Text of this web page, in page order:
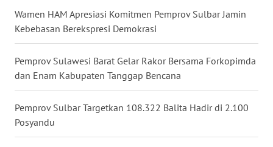
Wamen HAM Apresiasi Komitmen Pemprov Sulbar Jamin
Kebebasan Berekspresi Demokrasi
Pemprov Sulawesi Barat Gelar Rakor Bersama Forkopimda
dan Enam Kabupaten Tanggap Bencana
Pemprov Sulbar Targetkan 108.322 Balita Hadir di 2.100
Posyandu
WN
WN
NUSANTARA